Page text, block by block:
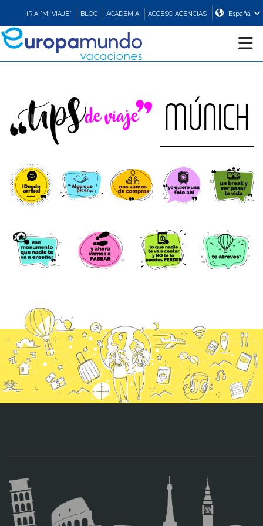
IR A "MI VIAJE" BLOG ACADEMIA ACCESO AGENCIAS España
EUROPA
ORIENTE
COMPRAR
MÁS
MÚNICH